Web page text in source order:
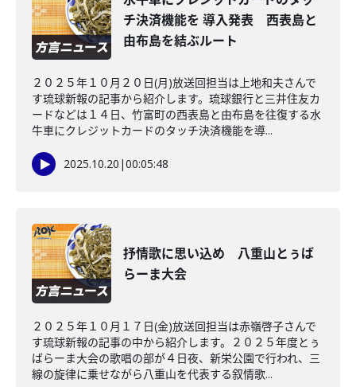
チ決済機能を 導入発表 西表島と
由布島を結ぶルート
２０２５年１０月２０日(月)放送回担当は上地和夫さんで
す琉球新報の記事から紹介します。琉球銀行と三井住友カ
ードなどは１４日、竹富町の西表島と由布島を往復する水
牛車にクレジットカードのタッチ決済機能を導...
2025.10.20 |00:05:48
抒情歌に思い込め 八重山とぅば
らーま大会
２０２５年１０月１７日(金)放送回担当は赤嶺啓子さんで
す琉球新報の記事の中から紹介します。２０２５年度とぅ
ばらーま大会の歌唱の部が４日夜、新栄公園で行われ、三
線の旋律に乗せながら八重山を代表する叙情歌...